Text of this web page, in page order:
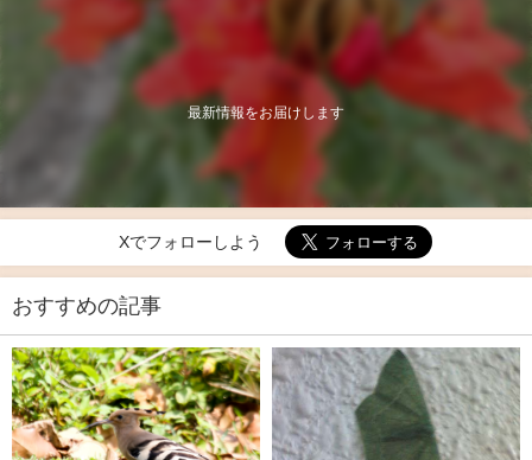
最新情報をお届けします
Xでフォローしよう
おすすめの記事